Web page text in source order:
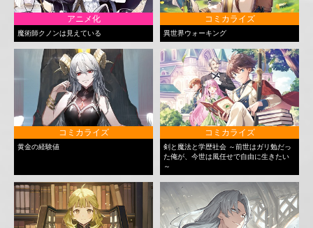
アニメ化
魔術師クノンは見えている
コミカライズ
異世界ウォーキング
コミカライズ
黄金の経験値
コミカライズ
剣と魔法と学歴社会 ～前世はガリ勉だっ
た俺が、今世は風任せで自由に生きたい
～